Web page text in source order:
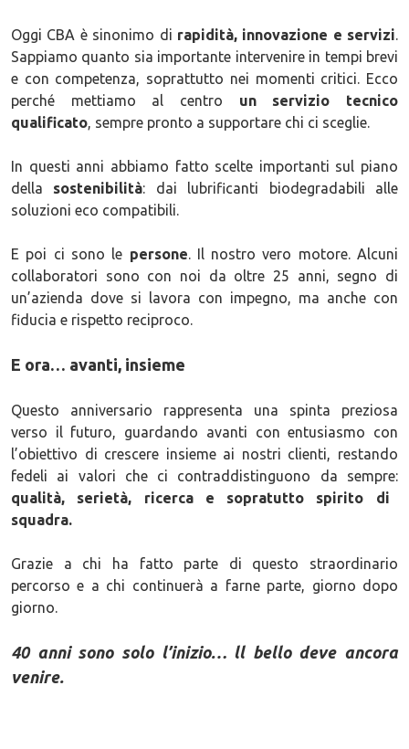
Oggi CBA è sinonimo di rapidità, innovazione e servizi.
Sappiamo quanto sia importante intervenire in tempi brevi
e con competenza, soprattutto nei momenti critici. Ecco
perché mettiamo al centro un servizio tecnico
qualificato, sempre pronto a supportare chi ci sceglie.
In questi anni abbiamo fatto scelte importanti sul piano
della sostenibilità: dai lubrificanti biodegradabili alle
soluzioni eco compatibili.
E poi ci sono le persone. Il nostro vero motore. Alcuni
collaboratori sono con noi da oltre 25 anni, segno di
un’azienda dove si lavora con impegno, ma anche con
fiducia e rispetto reciproco.
E ora… avanti, insieme
Questo anniversario rappresenta una spinta preziosa
verso il futuro, guardando avanti con entusiasmo con
l’obiettivo di crescere insieme ai nostri clienti, restando
fedeli ai valori che ci contraddistinguono da sempre:
qualità, serietà, ricerca e sopratutto spirito di
squadra.
Grazie a chi ha fatto parte di questo straordinario
percorso e a chi continuerà a farne parte, giorno dopo
giorno.
40 anni sono solo l’inizio… ll bello deve ancora
venire.